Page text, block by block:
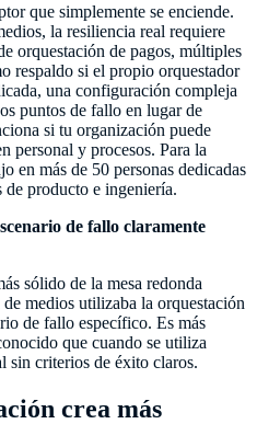
que simplemente se enciende.
la resiliencia real requiere
orquestación de pagos, múltiples
respaldo si el propio orquestador
una configuración compleja
puntos de fallo en lugar de
si tu organización puede
personal y procesos. Para la
en más de 50 personas dedicadas
de producto e ingeniería.
de fallo claramente
sólido de la mesa redonda
medios utilizaba la orquestación
de fallo específico. Es más
que cuando se utiliza
sin criterios de éxito claros.
crea más